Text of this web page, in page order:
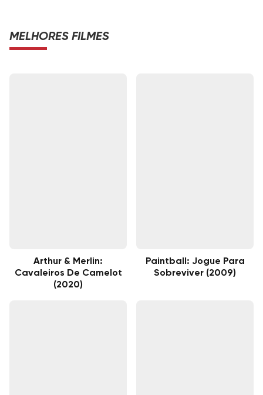
MELHORES FILMES
Arthur & Merlin:
Cavaleiros De Camelot
(2020)
Paintball: Jogue Para
Sobreviver (2009)